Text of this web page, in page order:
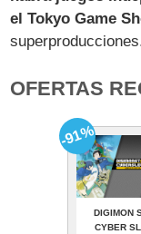
el Tokyo Game
OFERTAS
DIGIMON
CYBER
-91%